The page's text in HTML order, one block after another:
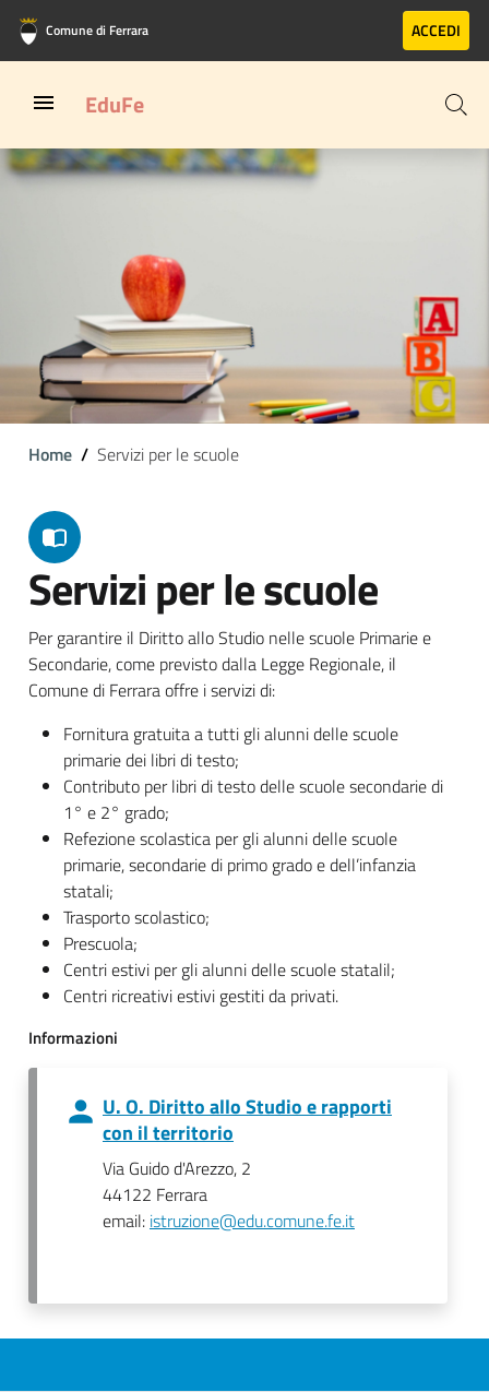
Vai al contenuto principale
Vai al footer
Comune di Ferrara ACCEDI
EduFe
Home Servizi per le scuole
Servizi per le scuole
Per garantire il Diritto allo Studio nelle scuole Primarie e
Secondarie, come previsto dalla Legge Regionale, il
Comune di Ferrara offre i servizi di:
Fornitura gratuita a tutti gli alunni delle scuole
primarie dei libri di testo;
Contributo per libri di testo delle scuole secondarie di
1° e 2° grado;
Refezione scolastica per gli alunni delle scuole
primarie, secondarie di primo grado e dell’infanzia
statali;
Trasporto scolastico;
Prescuola;
Centri estivi per gli alunni delle scuole statalil;
Centri ricreativi estivi gestiti da privati.
Informazioni
U. O. Diritto allo Studio e rapporti
con il territorio
Via Guido d'Arezzo, 2
44122 Ferrara
email: istruzione@edu.comune.fe.it